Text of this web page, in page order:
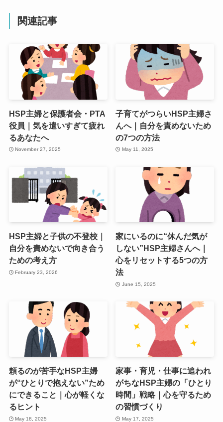
関連記事
HSP主婦と保護者会・PTA
役員｜気を遣いすぎて疲れ
るあなたへ
November 27, 2025
子育てがつらいHSP主婦さ
んへ｜自分を責めないため
の7つの方法
May 11, 2025
HSP主婦と子供の不登校｜
自分を責めないで向き合う
ための考え方
February 23, 2026
家にいるのに“休んだ気が
しない”HSP主婦さんへ｜
心をリセットする5つの方
法
June 15, 2025
頼るのが苦手なHSP主婦
が“ひとりで抱えない”ため
にできること｜心が軽くな
るヒント
May 18, 2025
家事・育児・仕事に追われ
がちなHSP主婦の「ひとり
時間」戦略｜心を守るため
の習慣づくり
May 17, 2025